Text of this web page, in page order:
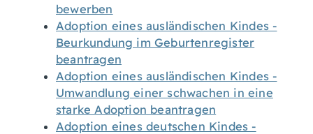
bewerben
Adoption eines ausländischen Kindes -
Beurkundung im Geburtenregister
beantragen
Adoption eines ausländischen Kindes -
Umwandlung einer schwachen in eine
starke Adoption beantragen
Adoption eines deutschen Kindes -